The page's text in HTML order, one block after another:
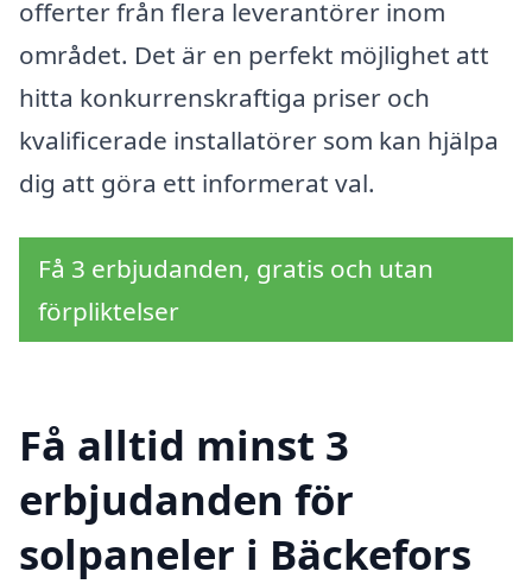
offerter från flera leverantörer inom
området. Det är en perfekt möjlighet att
hitta konkurrenskraftiga priser och
kvalificerade installatörer som kan hjälpa
dig att göra ett informerat val.
Få 3 erbjudanden, gratis och utan
förpliktelser
Få alltid minst 3
erbjudanden för
solpaneler i Bäckefors